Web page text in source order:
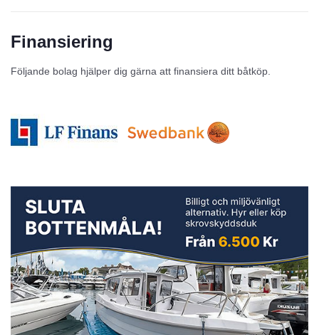
Finansiering
Följande bolag hjälper dig gärna att finansiera ditt båtköp.